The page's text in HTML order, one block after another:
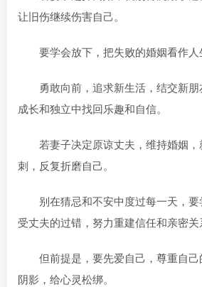
让旧伤继续伤害自己。
要学会放下，把失败的婚姻看作人
勇敢向前，追求新生活，结交新朋
成长和独立中找回乐趣和自信。
若妻子决定原谅丈夫，维持婚姻，
刺，反复折磨自己。
别在猜忌和不安中度过每一天，要
受丈夫的过错，努力重建信任和亲密关
但前提是，要先爱自己，尊重自己
阴影，给心灵松绑。